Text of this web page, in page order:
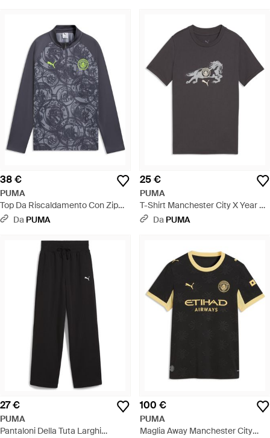
38 €
PUMA
Top Da Riscaldamento Con Zip
Manchester City Per Ragazzi,
Da PUMA
25 €
PUMA
T-Shirt Manchester City X Year Of
The Horse Per Ragazzi,
Da PUMA
27 €
PUMA
Pantaloni Della Tuta Larghi
100 €
PUMA
Maglia Away Manchester City